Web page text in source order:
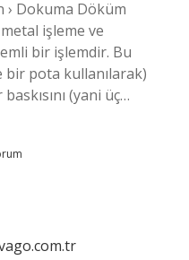
› Dokuma Döküm
işleme ve
bir işlemdir. Bu
bir pota kullanılarak)
(yani üç…